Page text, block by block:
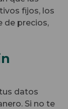
fijos, los
de precios,
datos
Si no te